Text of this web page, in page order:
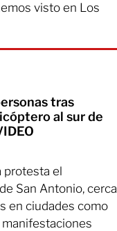
visto en Los
tras
al sur de
protesta el
San Antonio, cerca
en ciudades como